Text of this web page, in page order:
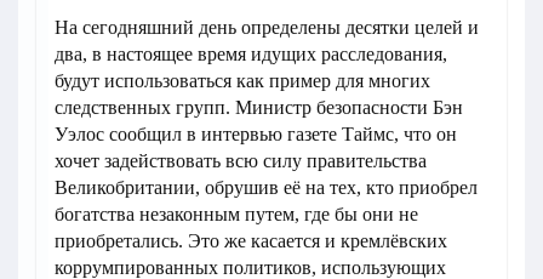
На сегодняшний день определены десятки целей и
два, в настоящее время идущих расследования,
будут использоваться как пример для многих
следственных групп. Министр безопасности Бэн
Уэлос сообщил в интервью газете Таймс, что он
хочет задействовать всю силу правительства
Великобритании, обрушив её на тех, кто приобрел
богатства незаконным путем, где бы они не
приобретались. Это же касается и кремлёвских
коррумпированных политиков, использующих